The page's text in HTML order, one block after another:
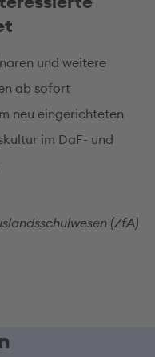
und weitere
ab sofort
neu eingerichteten
im DaF- und
(ZfA)